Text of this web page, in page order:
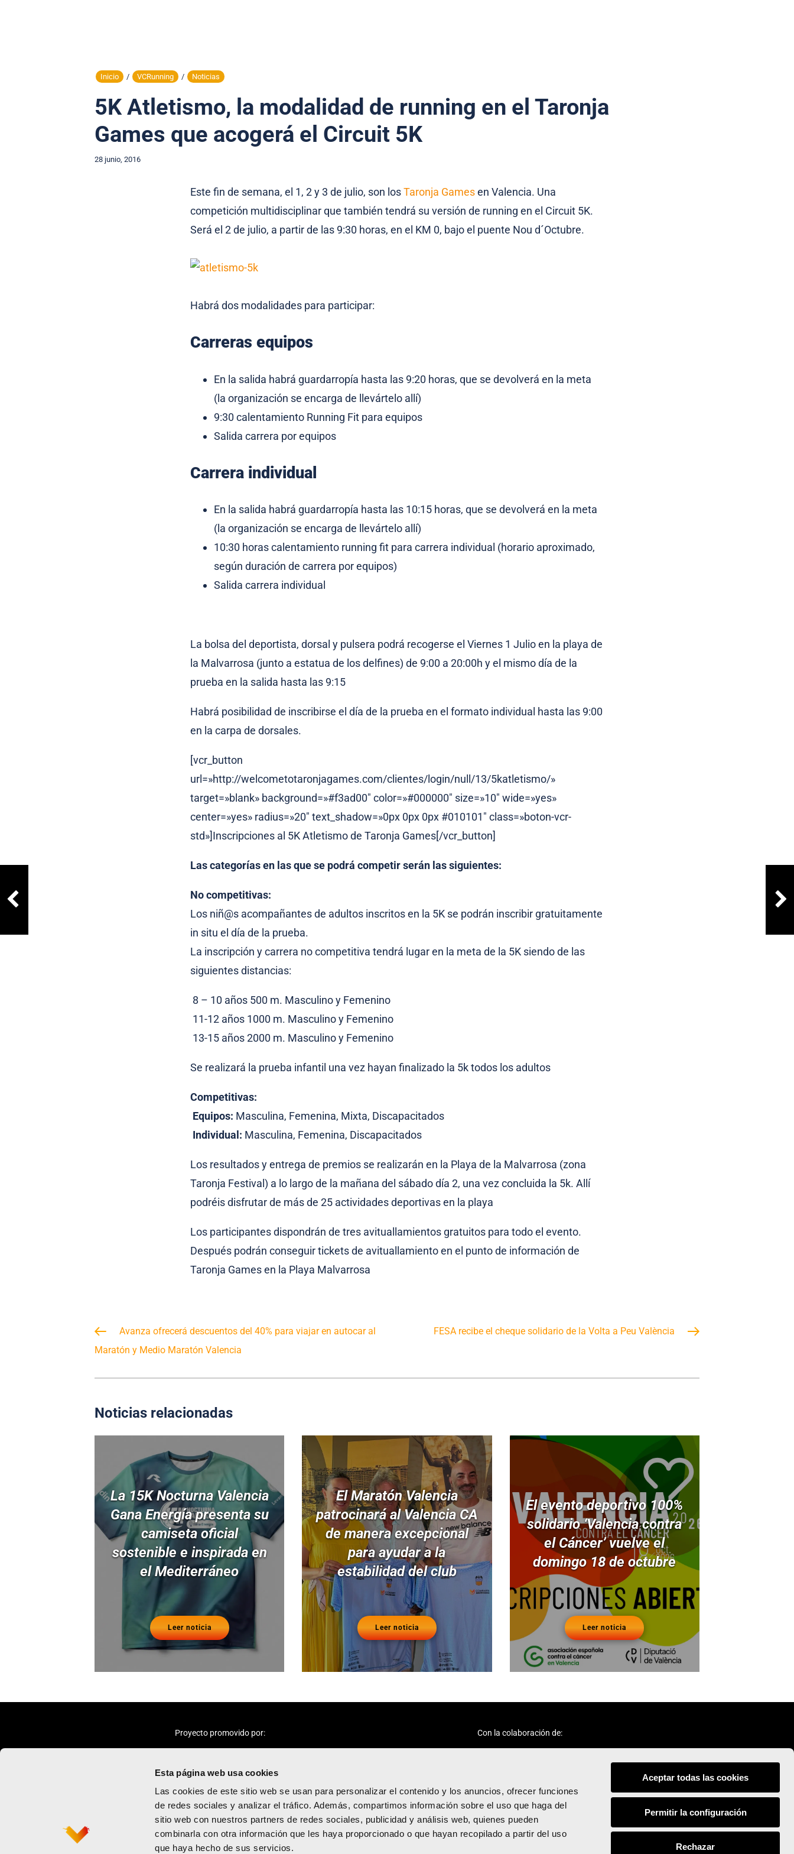
Esta página web usa cookies
Las cookies de este sitio web se usan para personalizar el contenido y los anuncios, ofrecer funciones
de redes sociales y analizar el tráfico. Además, compartimos información sobre el uso que haga del
sitio web con nuestros partners de redes sociales, publicidad y análisis web, quienes pueden
combinarla con otra información que les haya proporcionado o que hayan recopilado a partir del uso
que haya hecho de sus servicios.
Aceptar todas las cookies
Permitir la configuración
Rechazar
Inicio / VCRunning / Noticias
5K Atletismo, la modalidad de running en el Taronja
Games que acogerá el Circuit 5K
28 junio, 2016
Este fin de semana, el 1, 2 y 3 de julio, son losTaronja Gamesen Valencia. Una
competición multidisciplinar que también tendrá su versión de running en el Circuit 5K.
Será el 2 de julio, a partir de las 9:30 horas, en el KM 0, bajo el puente Nou d´Octubre.
Habrá dos modalidades para participar:
Carreras equipos
En la salida habrá guardarropía hasta las 9:20 horas, que se devolverá en la meta
(la organización se encarga de llevártelo allí)
9:30 calentamiento Running Fit para equipos
Salida carrera por equipos
Carrera individual
En la salida habrá guardarropía hasta las 10:15 horas, que se devolverá en la meta
(la organización se encarga de llevártelo allí)
10:30 horas calentamiento running fit para carrera individual (horario aproximado,
según duración de carrera por equipos)
Salida carrera individual
La bolsa del deportista, dorsal y pulsera podrá recogerse el Viernes 1 Julio en la playa de
la Malvarrosa (junto a estatua de los delfines) de 9:00 a 20:00h y el mismo día de la
prueba en la salida hasta las 9:15
Habrá posibilidad de inscribirse el día de la prueba en el formato individual hasta las 9:00
en la carpa de dorsales.
[vcr_button
url=»http://welcometotaronjagames.com/clientes/login/null/13/5katletismo/»
target=»blank» background=»#f3ad00″ color=»#000000″ size=»10″ wide=»yes»
center=»yes» radius=»20″ text_shadow=»0px 0px 0px #010101″ class=»boton-vcr-
std»]Inscripciones al 5K Atletismo de Taronja Games[/vcr_button]
Las categorías en las que se podrá competir serán las siguientes:
No competitivas:
Los niñ@s acompañantes de adultos inscritos en la 5K se podrán inscribir gratuitamente
in situ el día de la prueba.
La inscripción y carrera no competitiva tendrá lugar en la meta de la 5K siendo de las
siguientes distancias:
8 – 10 años 500 m. Masculino y Femenino
11-12 años 1000 m. Masculino y Femenino
13-15 años 2000 m. Masculino y Femenino
Se realizará la prueba infantil una vez hayan finalizado la 5k todos los adultos
Competitivas:
Equipos: Masculina, Femenina, Mixta, Discapacitados
Individual: Masculina, Femenina, Discapacitados
Los resultados y entrega de premios se realizarán en la Playa de la Malvarrosa (zona
Taronja Festival) a lo largo de la mañana del sábado día 2, una vez concluida la 5k. Allí
podréis disfrutar de más de 25 actividades deportivas en la playa
Los participantes dispondrán de tres avituallamientos gratuitos para todo el evento.
Después podrán conseguir tickets de avituallamiento en el punto de información de
Taronja Games en la Playa Malvarrosa
Avanza ofrecerá descuentos del 40% para viajar en autocar al
Maratón y Medio Maratón Valencia
FESA recibe el cheque solidario de la Volta a Peu València
Noticias relacionadas
La 15K Nocturna Valencia
Gana Energía presenta su
camiseta oficial
sostenible e inspirada en
el Mediterráneo
Leer noticia
El Maratón Valencia
patrocinará al Valencia CA
de manera excepcional
para ayudar a la
estabilidad del club
Leer noticia
El evento deportivo 100%
solidario ‘Valencia contra
el Cáncer’ vuelve el
domingo 18 de octubre
Leer noticia
Proyecto promovido por: Con la colaboración de:
Política de privacidad